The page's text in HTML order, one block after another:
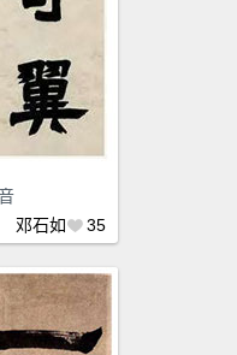
邓石如
35